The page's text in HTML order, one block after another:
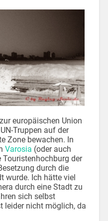
europäischen Union
Truppen auf der
Zone bewachen. In
Varosia (oder auch
der
durch die
wurde. Ich hätte viel
durch eine Stadt zu
sich selbst
leider nicht möglich, da